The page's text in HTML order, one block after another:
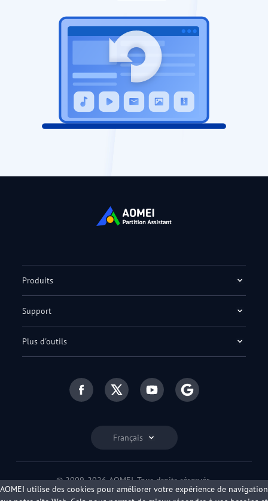
Français
Produits
Support
Plus d'outils
© 2009-2026 AOMEI. Tous droits réservés.
Politique de confidentialité|Conditions d'utilisation
AOMEI utilise des cookies pour améliorer votre expérience de navigation